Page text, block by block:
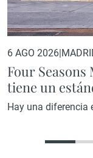
6 AGO 2026|
Four
tiene un
Hay una diferencia